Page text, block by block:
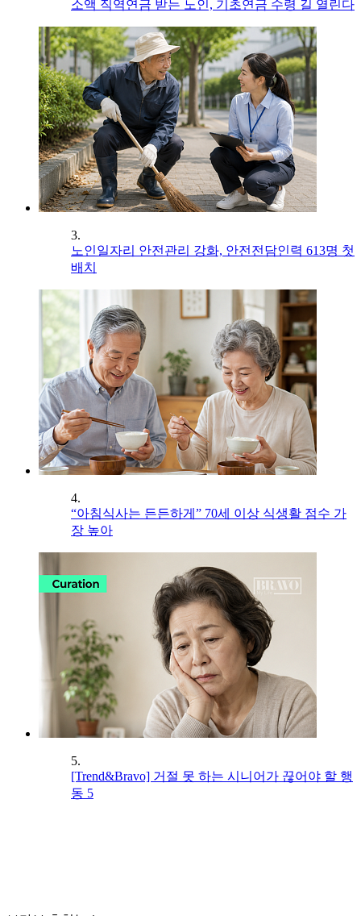
소액 직역연금 받는 노인, 기초연금 수령 길 열린다
3.
노인일자리 안전관리 강화, 안전전담인력 613명 첫
배치
4.
“아침식사는 든든하게” 70세 이상 식생활 점수 가
장 높아
5.
[Trend&Bravo] 거절 못 하는 시니어가 끊어야 할 행
동 5